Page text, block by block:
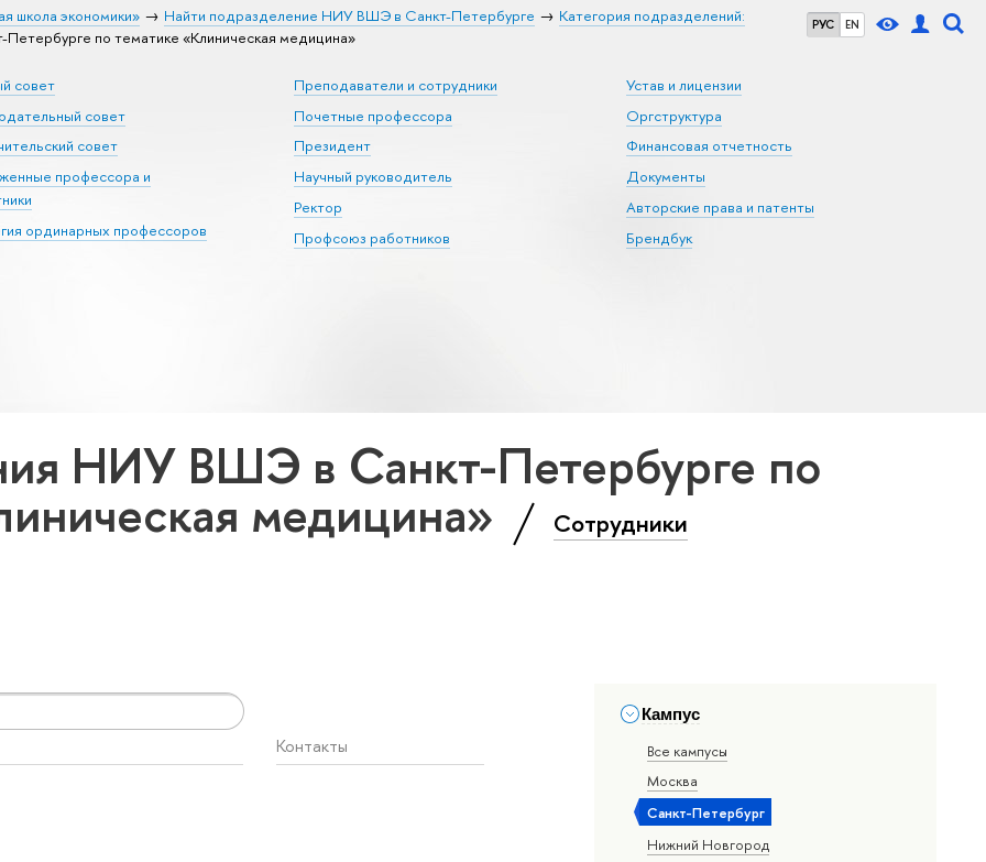
РУС EN
школа экономики» Найти подразделение НИУ ВШЭ в Санкт-Петербурге
Категория подразделений:
по тематике «Клиническая медицина»
совет
совет
совет
профессора и
ординарных профессоров
Преподаватели и сотрудники
Почетные профессора
Президент
Научный руководитель
Ректор
Профсоюз работников
Устав и лицензии
Оргструктура
Финансовая отчетность
Документы
Авторские права и патенты
Брендбук
НИУ ВШЭ в Санкт-Петербурге по
медицина» Сотрудники
Кампус
Все кампусы
Москва
Санкт-Петербург
Нижний Новгород
Контакты